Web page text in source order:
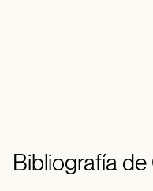
Bibliografía